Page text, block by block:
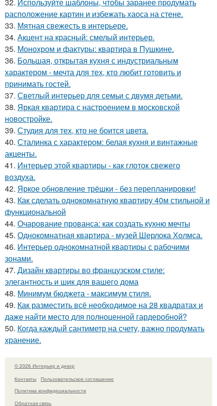
расположение картин и избежать хаоса на стене.
33. Мятная свежесть в интерьере.
34. Акцент на красный: смелый интерьер.
35. Монохром и фактуры: квартира в Пушкине.
36. Большая, открытая кухня с индустриальным
характером - мечта для тех, кто любит готовить и
принимать гостей.
37. Светлый интерьер для семьи с двумя детьми.
38. Яркая квартира с настроением в московской
новостройке.
39. Студия для тех, кто не боится цвета.
40. Сталинка с характером: белая кухня и винтажные
акценты.
41. Интерьер этой квартиры - как глоток свежего
воздуха.
42. Яркое обновление трёшки - без перепланировки!
43. Как сделать однокомнатную квартиру 40м стильной и
функциональной
44. Очарование прованса: как создать кухню мечты
45. Однокомнатная квартира - музей Шерлока Холмса.
46. Интерьер однокомнатной квартиры с рабочими
зонами.
47. Дизайн квартиры во французском стиле:
элегантность и шик для вашего дома
48. Минимум бюджета - максимум стиля.
49. Как разместить всё необходимое на 28 квадратах и
даже найти место для полноценной гардеробной?
50. Когда каждый сантиметр на счету, важно продумать
хранение.
© 2026 Интерьер и декор
Контакты
Пользовательское соглашение
Политика конфидециальности
Обратная связь